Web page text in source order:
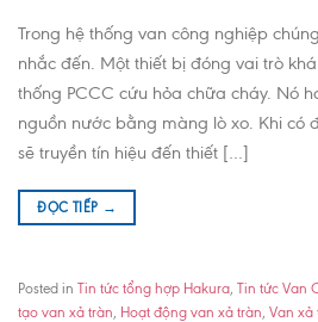
Trong hệ thống van công nghiệp
nhắc đến. Một thiết bị đóng vai trò
thống PCCC cứu hỏa chữa cháy. Nó
nguồn nước bằng màng lò xo. Khi có
sẽ truyền tín hiệu đến thiết […]
ĐỌC TIẾP →
Posted in Tin tức tổng hợp Hakura, Tin tức Van
tạo van xả tràn, Hoạt động van xả tràn, Van xả